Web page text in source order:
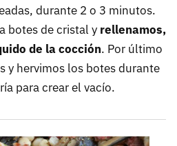
durante 2 o 3 minutos.
botes de cristal y rellenamos,
de la cocción. Por último
y hervimos los botes durante
para crear el vacío.